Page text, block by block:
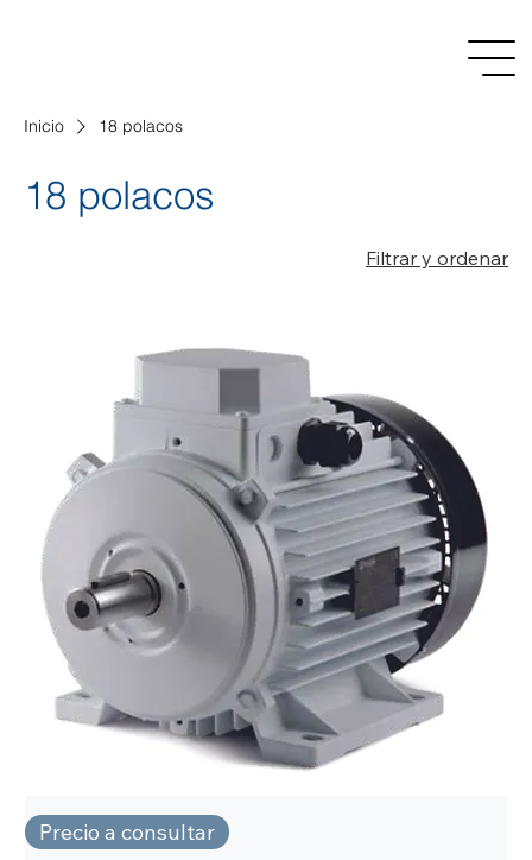
Inicio 18 polacos
18 polacos
Filtrar y ordenar
Precio a consultar